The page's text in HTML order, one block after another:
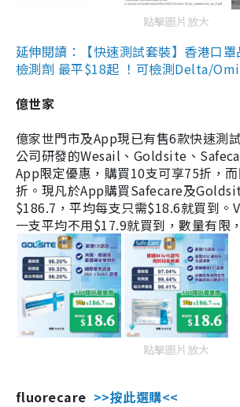
點擊圖片放大
延伸閱讀：【快速測試套裝】香港口
檢測劑 最平$18起 ！可檢測Delta/
億世家
億家世門市及App現已有售6款快速測
公司研發的Wesail、Goldsite、
App限定優惠，購買10支可享75折，
折。現凡於App購買Safecare及
$186.7，平均每支只需$18.6就買到。
一支平均不用$17.9就買到，數量有限
點擊圖片放大
fluorecare >>按此選購<<